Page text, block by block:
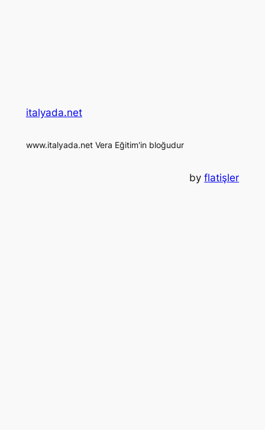
italyada.net
www.italyada.net Vera Eğitim'in bloğudur
byflatişler